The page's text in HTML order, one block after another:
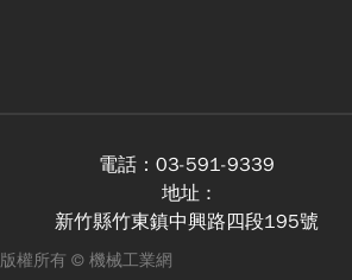
電話： 03-591-9339
地址 :
新竹縣竹東鎮中興路四段195號
版權所有 © 機械工業網